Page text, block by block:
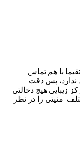
با هم تماس
ندارد، پس دقت
زیبایی هیچ دخالتی
امنیتی را در نظر